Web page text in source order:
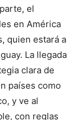
el
en América
quien estará a
La llegada
clara de
países como
y ve al
con reglas